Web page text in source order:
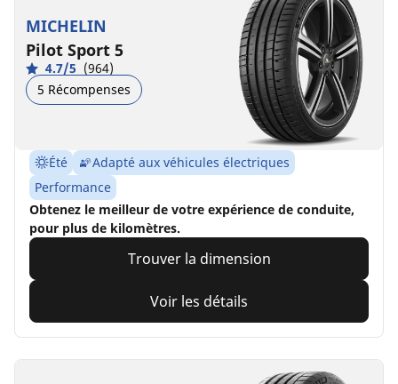
MICHELIN
Pilot Sport 5
4.7/5 (964)
5 Récompenses
Été
Adapté aux véhicules électriques
Performance
Obtenez le meilleur de votre expérience de conduite,
pour plus de kilomètres.
Trouver la dimension
Voir les détails